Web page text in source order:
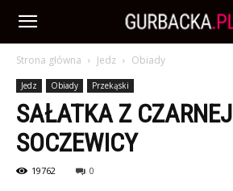
Strona główna Jedz Obiady
Jedz Obiady Przekąski
SAŁATKA Z CZARNEJ
SOCZEWICY
19762 0